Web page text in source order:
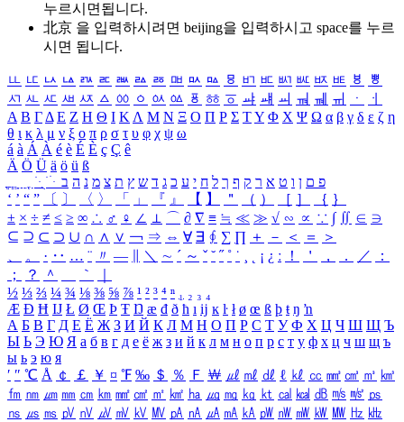
누르시면됩니다.
北京 을 입력하시려면 beijing을 입력하시고 space를 누르
시면 됩니다.
ㅥ ㅦ ㅧ ㅨ ㅩ ㅪ ㅫ ㅬ ㅭ ㅮ ㅯ ㅰ ㅱ ㅲ ㅳ ㅴ ㅵ ㅶ ㅷ ㅸ
ㅹ
ㅺ ㅻ ㅼ ㅽ ㅾ ㅿ ㆀ ㆁ ㆂ ㆃ ㆄ ㆅ ㆆ ㆇ ㆈ ㆉ ㆊ ㆋ ㆌ ㆍ
ㆎ
Α Β ΓΔ Ε Ζ Η Θ Ι ΚΛ Μ Ν Ξ Ο Π Ρ Σ ΤΥ Φ Χ Ψ Ω α β γ δ ε ζ η
θ ι κ λ μ ν ξ ο π ρ σ τ υ φ χ ψ ω
á à Á À é è É È ç Ç ê
Ä Ö Ü ä ö ü ß
ִֶֹ ֻּ ׁׂ פ ם ן ו ט א ר ק ף ך ל ח י ע כ ג ד ש ץ ת צ מ נ ה ב
‘ ’ “ ” 〔 〕 〈 〉 「 」 『 』 【 】 ＂ （ ） ［ ］ ｛ ｝
± × ÷ ≠ ≤ ≥ ∞ ∴ ♂ ♀ ∠ ⊥ ⌒ ∂ ∇ ≡ ≒ ≪ ≫ √ ∽ ∝ ∵ ∫ ∬ ∈ ∋
⊆ ⊇ ⊂ ⊃ ∪ ∩ ∧ ∨ ￢ ⇒ ⇔ ∀ ∃ ∮ ∑ ∏ ＋ － ＜ ＝
＞
、
。 · ‥ … ¨ 〃 ― ＼ ∼ ´ ～ ˇ ˘ ˝ ˚ ˙ ¸ ¡ ¿ ː ！ ＇ ， ． ／
：
；
？ ＾ ｀
½ ⅓ ⅔ ¼ ¾ ⅛ ⅜ ⅝ ⅞ ¹ ² ³ ⁴ ⁿ ₁ ₂ ₃ ₄
Æ Ð Ħ Ĳ Ł Ø Œ Þ Ŧ Ŋ æ đ ð ħ ı ĳ ĸ ŀ ł ø œ ß þ ŧ ŋ ŉ
А Б В Г Д Е Ё Ж З И Й К Л М Н О П Р С Т У Ф Х Ц Ч Ш Щ Ъ
Ы Ь Э Ю Я а б в г д е ё ж з и й к л м н о п р с т у ф х ц ч ш щ ъ
ы ь э ю я
′ ″ ℃ Å ￠ ￡ ￥ ¤ ℉ ‰ ＄ ％ Ｆ ￦ ㎕ ㎖ ㎗ ℓ ㎘ ㏄ ㎣ ㎤ ㎥ ㎦
㎙ ㎚ ㎛ ㎜ ㎝ ㎞ ㎟ ㎠ ㎡ ㎢ ㏊ ㎍ ㎎ ㎏ ㏏ ㎈ ㎉ ㏈ ㎧ ㎨ ㎰
㎱ ㎲ ㎳ ㎴ ㎵ ㎶ ㎷ ㎸ ㎹ ㎀ ㎁ ㎂ ㎃ ㎄ ㎺ ㎻ ㎽ ㎾ ㎿ ㎐ ㎑